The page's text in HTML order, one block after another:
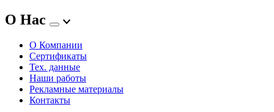
О Нас
О Компании
Сертификаты
Тех. данные
Наши работы
Рекламные материалы
Контакты